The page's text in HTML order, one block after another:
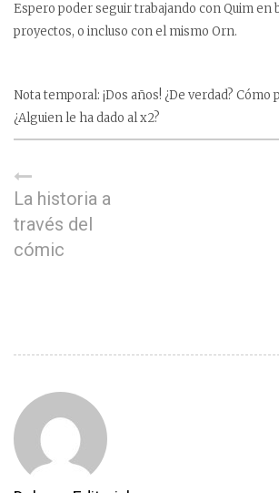
Espero poder seguir trabajando con Quim en
proyectos, o incluso con el mismo Orn.
Nota temporal: ¡Dos años! ¿De verdad? Cómo
¿Alguien le ha dado al x2?
La historia a
través del
cómic